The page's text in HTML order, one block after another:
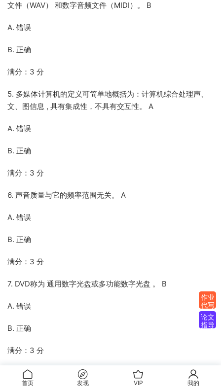
文件（WAV） 和数字音频文件（MIDI）。 B
A. 错误
B. 正确
满分：3 分
5. 多媒体计算机的定义可简单地概括为：计算机综合处理声、
文、图信息 , 具有集成性，不具有交互性。 A
A. 错误
B. 正确
满分：3 分
6. 声音质量与它的频率范围无关。 A
A. 错误
B. 正确
满分：3 分
7. DVD称为 通用数字光盘或多功能数字光盘 。 B
A. 错误
B. 正确
满分：3 分
8. 数字音频文件又称乐器数字接口，是以一系列指令来表示声
音的，可看成是声音的声波表示。 A
作业
代写
论文
指导
首页 发现 VIP 我的